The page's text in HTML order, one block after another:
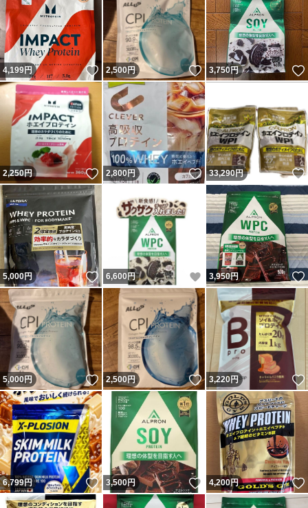
4,199円 いいね！
2,500円 いいね！
3,750円
2,250円 いいね！
2,800円 いいね！
33,290円
5,000円 いいね！
6,600 円 いいね！
3,950円
5,000円 いいね！
2,500円 いいね！
3,220円
6,799円 いいね！
3,500円 いいね！
4,200円